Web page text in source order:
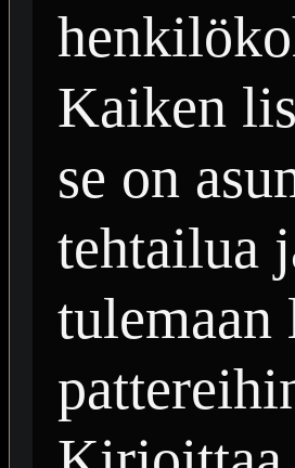
Kaiken
se on
tehtailua
tulemaan